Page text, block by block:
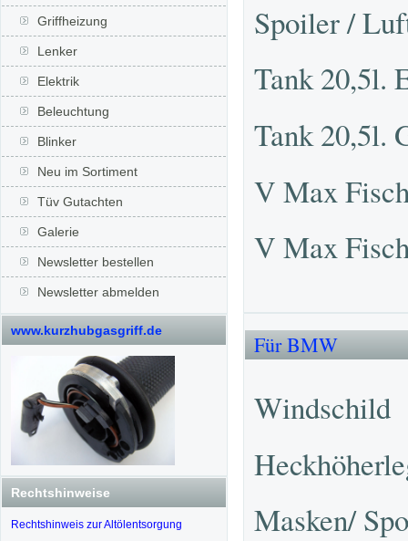
Griffheizung
Lenker
Elektrik
Beleuchtung
Blinker
Neu im Sortiment
Tüv Gutachten
Galerie
Newsletter bestellen
Newsletter abmelden
www.kurzhubgasgriff.de
Rechtshinweise
Rechtshinweis zur Altölentsorgung
Spoiler /
Tank 20,5l.
Tank 20,5l.
V Max
V Max
Für BMW
Windschild
Masken/